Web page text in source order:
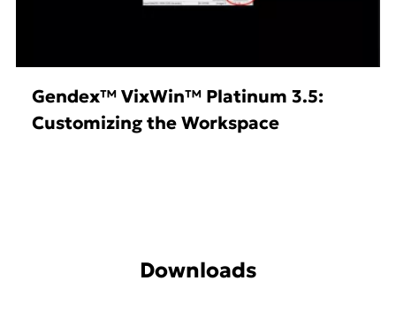
Gendex™ VixWin™ Platinum 3.5:
Customizing the Workspace
Downloads